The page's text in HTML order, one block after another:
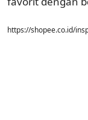
https://shopee.co.id/